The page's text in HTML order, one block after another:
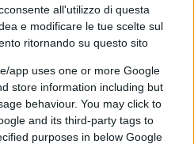
all'utilizzo di questa
e modificare le tue scelte sul
ritornando su questo sito
app uses one or more Google
store information including but
behaviour. You may click to
and its third-party tags to
purposes in below Google
Quando si sceglie il voto
de dei politici non vogliono
della por-cata. Forza Italia è
docet e Berlu muore di nuovo.